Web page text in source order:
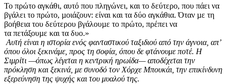
Το πρώτο αγκάθι, αυτό που πληγώνει, και το δεύτερο, που πάει να
βγάλει το πρώτο, µοιάζουν: είναι και τα δύο αγκάθια. Όταν µε τη
βοήθεια του δεύτερου βγάλουµε το πρώτο, πρέπει να
τα πετάξουµε και τα δυο.»
Αυτή είναι η ιστορία ενός φανταστικού ταξιδιού από την άγνοια, απʼ
όπου όλοι ξεκινάμε, προς τη σοφία, όπου δε φτάνουμε ποτέ. Η
Σιμρίτι —όπως λέγεται η κεντρική ηρωίδα— αποδέχεται την
πρόκληση και ξεκινά, με συνοδό τον Χόρχε Μπουκάι, την επικίνδυνη
εξερεύνηση της ψυχής και του μυαλού της.